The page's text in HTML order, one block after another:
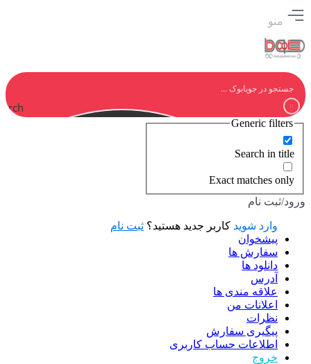
منو
Generic filters
Search in title
Exact matches only
ورود/ثبت نام
وارد شوید کاربر جدید هستید؟ ثبت نام
پیشخوان
سفارش ها
دانلود ها
آدرس
علاقه مندی ها
اعلانات من
نظرات
پیگیری سفارش
اطلاعات حساب كاربری
خروج